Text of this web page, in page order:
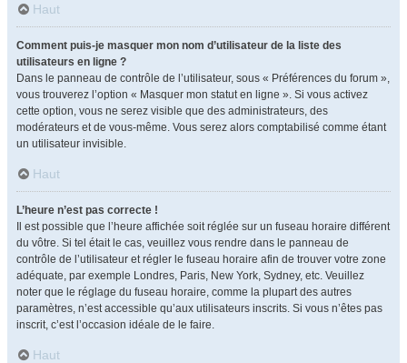
Haut
Comment puis-je masquer mon nom d’utilisateur de la liste des
utilisateurs en ligne ?
Dans le panneau de contrôle de l’utilisateur, sous « Préférences du forum »,
vous trouverez l’option « Masquer mon statut en ligne ». Si vous activez
cette option, vous ne serez visible que des administrateurs, des
modérateurs et de vous-même. Vous serez alors comptabilisé comme étant
un utilisateur invisible.
Haut
L’heure n’est pas correcte !
Il est possible que l’heure affichée soit réglée sur un fuseau horaire différent
du vôtre. Si tel était le cas, veuillez vous rendre dans le panneau de
contrôle de l’utilisateur et régler le fuseau horaire afin de trouver votre zone
adéquate, par exemple Londres, Paris, New York, Sydney, etc. Veuillez
noter que le réglage du fuseau horaire, comme la plupart des autres
paramètres, n’est accessible qu’aux utilisateurs inscrits. Si vous n’êtes pas
inscrit, c’est l’occasion idéale de le faire.
Haut